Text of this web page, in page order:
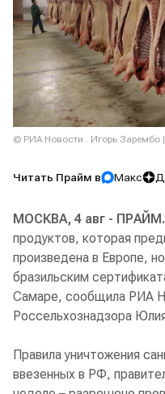
© РИА Новости . Игорь Зарембо
Читать Прайм в Макс
МОСКВА, 4 авг - ПРАЙМ.
продуктов, которая
произведена в Европе,
бразильским
Самаре, сообщила РИА
Россельхознадзора
Правила уничтожения
ввезенных в РФ,